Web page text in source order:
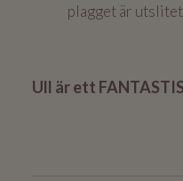
plagget är
Ull är ett